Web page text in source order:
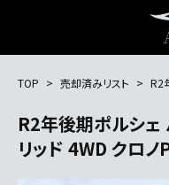
TOP 売却済みリスト R2
R2年後期ポルシェ
リッド 4WD クロノ